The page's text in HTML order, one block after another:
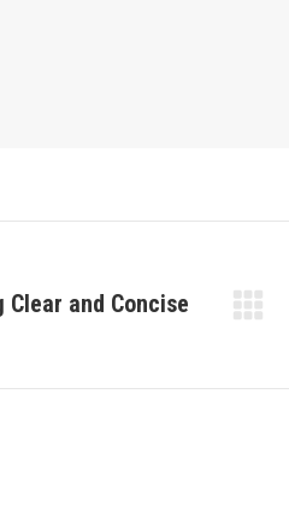
and Concise